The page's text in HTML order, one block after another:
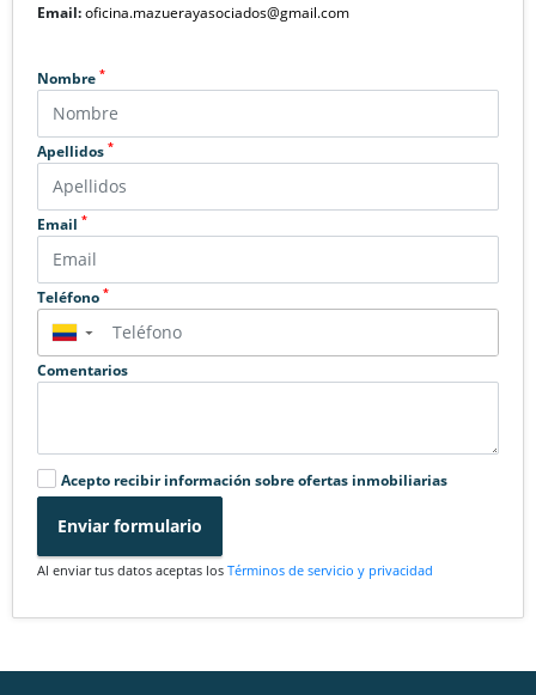
Email:oficina.mazuerayasociados@gmail.com
Nombre *
Apellidos *
Email *
Teléfono *
▼
Comentarios
Acepto recibir información sobre ofertas inmobiliarias
Enviar formulario
Al enviar tus datos aceptas los Términos de servicio y privacidad